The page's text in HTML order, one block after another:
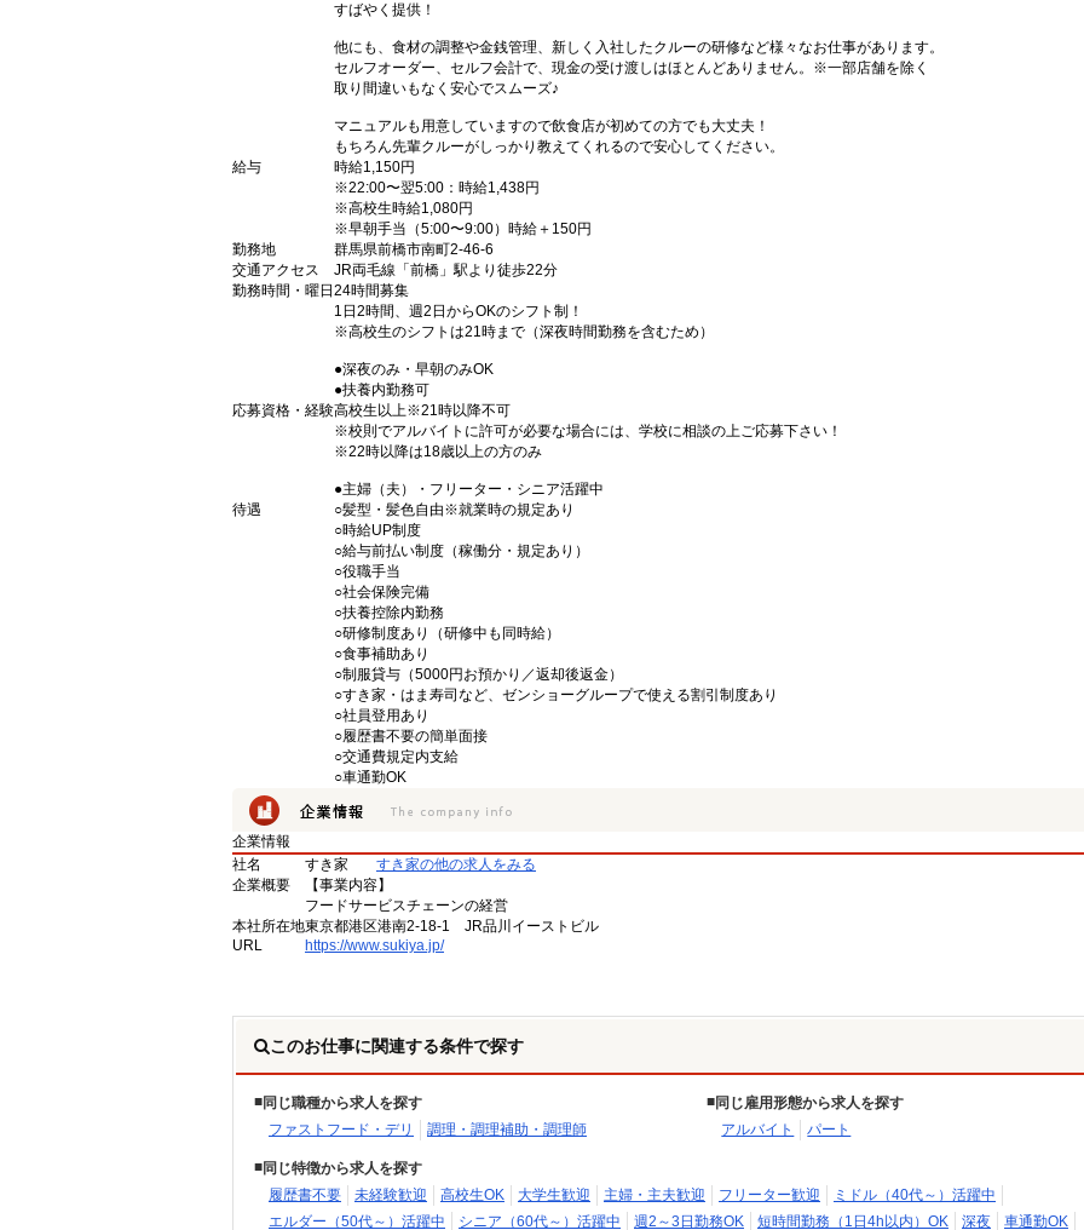
すばやく提供！
他にも、食材の調整や金銭管理、新しく入社したクルーの研修など様々なお仕事があります。
セルフオーダー、セルフ会計で、現金の受け渡しはほとんどありません。※一部店舗を除く
取り間違いもなく安心でスムーズ♪
マニュアルも用意していますので飲食店が初めての方でも大丈夫！
もちろん先輩クルーがしっかり教えてくれるので安心してください。
給与
時給1,150円
※22:00〜翌5:00：時給1,438円
※高校生時給1,080円
※早朝手当（5:00〜9:00）時給＋150円
勤務地
群馬県前橋市南町2-46-6
交通アクセス
JR両毛線「前橋」駅より徒歩22分
勤務時間・曜日 24時間募集
1日2時間、週2日からOKのシフト制！
※高校生のシフトは21時まで（深夜時間勤務を含むため）
●深夜のみ・早朝のみOK
●扶養内勤務可
応募資格・経験高校生以上※21時以降不可
※校則でアルバイトに許可が必要な場合には、学校に相談の上ご応募下さい！
※22時以降は18歳以上の方のみ
●主婦（夫）・フリーター・シニア活躍中
待遇
○髪型・髪色自由※就業時の規定あり
○時給UP制度
○給与前払い制度（稼働分・規定あり）
○役職手当
○社会保険完備
○扶養控除内勤務
○研修制度あり（研修中も同時給）
○食事補助あり
○制服貸与（5000円お預かり／返却後返金）
○すき家・はま寿司など、ゼンショーグループで使える割引制度あり
○社員登用あり
○履歴書不要の簡単面接
○交通費規定内支給
○車通勤OK
企業情報
社名
すき家
すき家の他の求人をみる
企業概要
【事業内容】
フードサービスチェーンの経営
本社所在地東京都港区港南2-18-1 JR品川イーストビル
URL
https://www.sukiya.jp/
このお仕事に関連する条件で探す
同じ職種から求人を探す
ファストフード・デリ
調理・調理補助・調理師
同じ雇用形態から求人を探す
アルバイト
パート
同じ特徴から求人を探す
履歴書不要
未経験歓迎 高校生OK 大学生歓迎 主婦・主夫歓迎 フリーター歓迎
ミドル（40代～）活躍中
エルダー（50代～）活躍中
シニア（60代～）活躍中 週2～3日勤務OK 短時間勤務（1日4h以内）OK 深夜
車通勤OK